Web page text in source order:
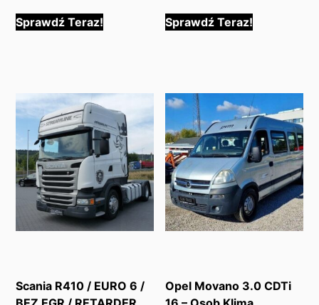
Sprawdź Teraz! Sprawdź Teraz!
Scania R410 / EURO 6 /
Opel Movano 3.0 CDTi